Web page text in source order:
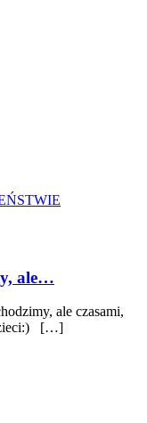
ale…
ale czasami,
[…]